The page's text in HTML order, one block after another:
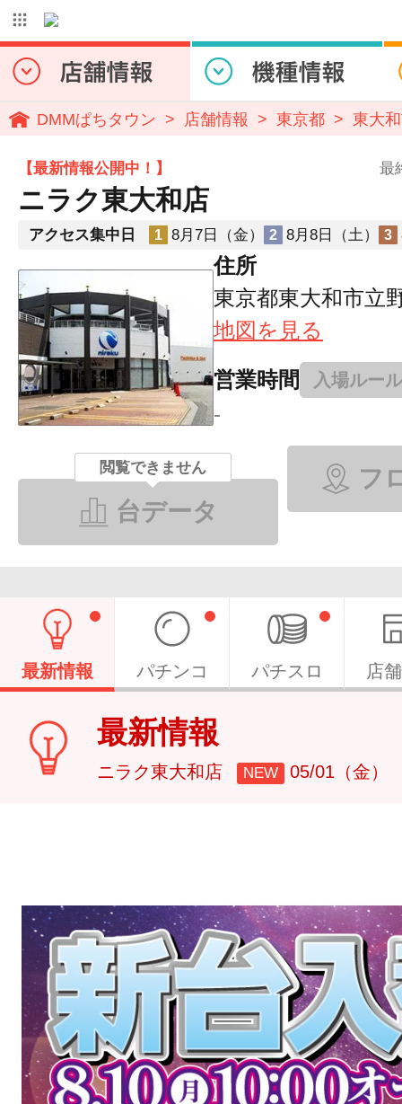
DMMぱちタウン 店舗情報 東京都 東大
【最新情報公開中！】
ニラク東大和店
最
アクセス集中日 1 8月7日（金） 2 8月8日（土） 3
住所
東京都東大和市立
地図を見る
営業時間 入場ルール
-
閲覧できません
台データ
フ
最新情報 パチンコ パチスロ 店
最新情報
ニラク東大和店 NEW 05/01（金）